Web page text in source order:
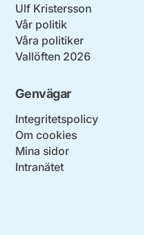
Ulf Kristersson
Vår politik
Våra politiker
Vallöften 2026
Genvägar
Integritetspolicy
Om cookies
Mina sidor
Intranätet